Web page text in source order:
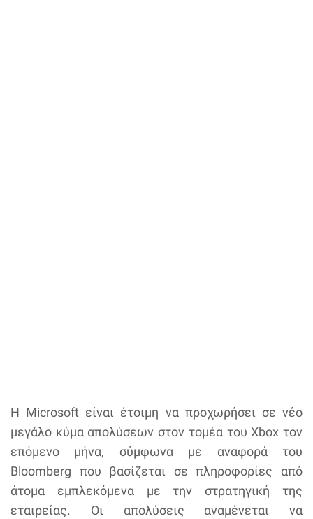
Η Microsoft είναι έτοιμη να προχωρήσει σε νέο
μεγάλο κύμα απολύσεων στον τομέα του Xbox τον
επόμενο μήνα, σύμφωνα με αναφορά του
Bloomberg που βασίζεται σε πληροφορίες από
άτομα εμπλεκόμενα με την στρατηγική της
εταιρείας. Οι απολύσεις αναμένεται να